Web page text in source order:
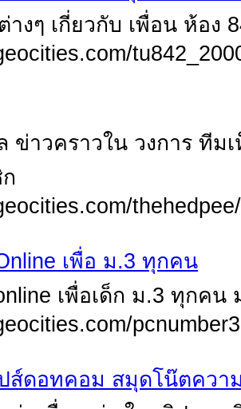
างๆ เกี่ยวกับ เพื่อน ห้อง
ข่าวคราวใน วงการ ที
เพื่อ ม.3 ทุกคน
เพื่อเด็ก ม.3 ทุกคน
pcnumber3
ส์ดอทคอม สมุดโน๊ตควา